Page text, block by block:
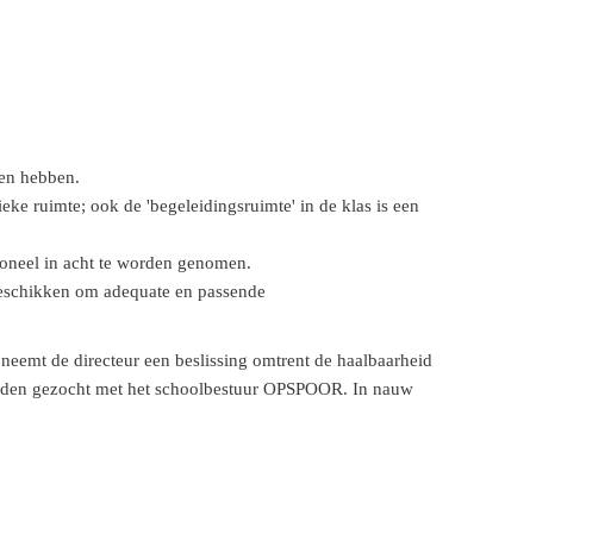
hebben.
ruimte; ook de 'begeleidingsruimte' in de klas is een
in acht te worden genomen.
om adequate en passende
de directeur een beslissing omtrent de haalbaarheid
gezocht met het schoolbestuur OPSPOOR. In nauw